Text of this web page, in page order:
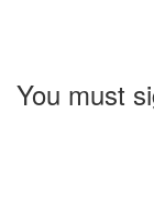
You must